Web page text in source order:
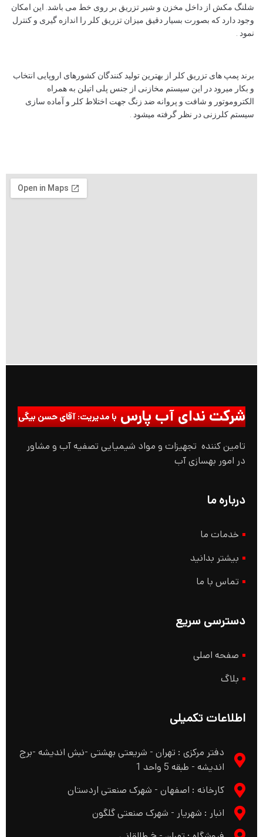
شلنگ مکش از داخل مخزن و شیر تزریق بر روی خط می باشد. این امکان
وجود دارد که بصورت بسیار دقیق میزان تزریق کلر را اندازه گیری و کنترل
نمود .
برند پمپ های تزریق کلر از بهترین تولید کنندگان کشورهای اروپایی انتخاب
و بکار میرود در این سیستم مخازنی از جنس پلی اتیلن به همراه
الکتروموتور و شافت و پروانه ضد زنگ جهت اختلاط کلر و آماده سازی
سیستم کلرزنی در نظر گرفته میشود .
شرکت ندای آب پارس با مدیریت: آقای حسن بیگی
تامین کننده تجهیزات و مواد شیمیایی تصفیه آب و مشاور
در امور بهسازی آب
درباره ما
خدمات ما
بیشتر بدانید
تماس با ما
دسترسی سریع
صفحه اصلی
بلاگ
اطلاعات تکمیلی
دفتر مرکزی : تهران - شریعتی بهشتی -نبش اندیشه -برج
اندیشه - طبقه 5 واحد 1
کارخانه : اصفهان - شهرک صنعتی اردستان
انبار : شهریار - شهرک صنعتی گلگون